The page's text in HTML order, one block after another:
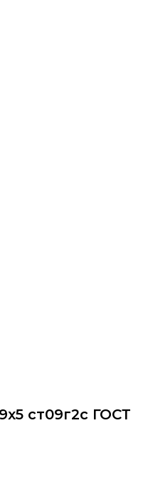
ст09г2с ГОСТ